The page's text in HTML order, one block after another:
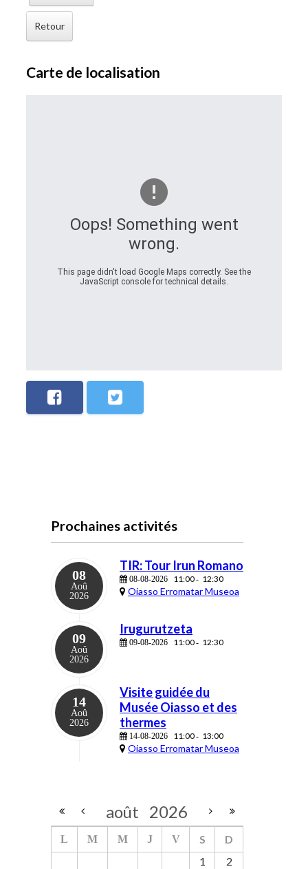
Retour
Carte de localisation
Oops! Something went
wrong.
This page didn't load Google Maps correctly. See the
JavaScript console for technical details.
Prochaines activités
08
Aoû
2026
TIR: Tour Irun Romano
08-08-2026 11:00- 12:30
Oiasso Erromatar Museoa
09
Aoû
2026
Irugurutzeta
09-08-2026 11:00- 12:30
14
Aoû
2026
Visite guidée du
Musée Oiasso et des
thermes
14-08-2026 11:00- 13:00
Oiasso Erromatar Museoa
août 2026
L M M J V S
D
1
2